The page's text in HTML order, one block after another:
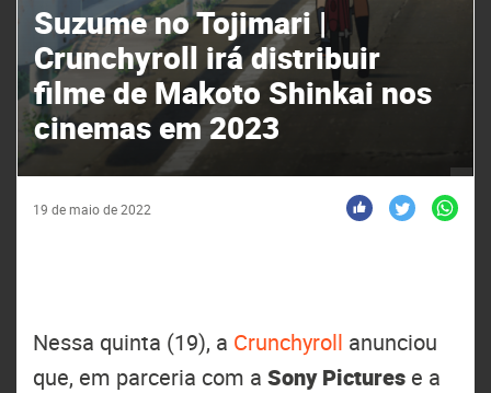
Suzume no Tojimari |
Crunchyroll irá distribuir
filme de Makoto Shinkai nos
cinemas em 2023
19 de maio de 2022
Nessa quinta (19), a Crunchyroll anunciou
que, em parceria com a Sony Pictures e a